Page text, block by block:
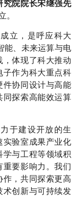
究院院长宋继强先
立，是呼应科大
能、未来运算与电
体现了科大推动
作为科大重点科
协同设计与高能
探索高能效运算
于建设开放的生
实验室成果产业化
与工程等领域积
要影响力。我们
，共同探索更高
创新与可持续发